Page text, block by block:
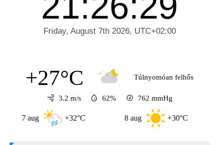
+27°C Túlnyomóan felhős
3.2 m/s 62% 762 mmHg
+32°C +30°C